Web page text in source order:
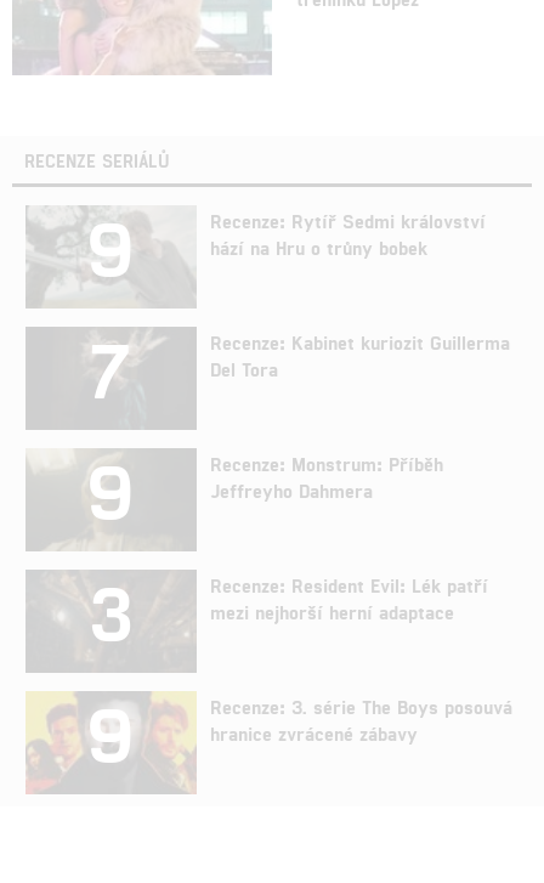
RECENZE SERIÁLŮ
9
Recenze: Rytíř Sedmi království
hází na Hru o trůny bobek
7
Recenze: Kabinet kuriozit Guillerma
Del Tora
9
Recenze: Monstrum: Příběh
Jeffreyho Dahmera
3
Recenze: Resident Evil: Lék patří
mezi nejhorší herní adaptace
9
Recenze: 3. série The Boys posouvá
hranice zvrácené zábavy